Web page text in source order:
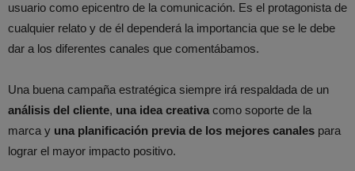
usuario como epicentro de la comunicación. Es el protagonista de
cualquier relato y de él dependerá la importancia que se le debe
dar a los diferentes canales que comentábamos.
Una buena campaña estratégica siempre irá respaldada de un
análisis del cliente, una idea creativa como soporte de la
marca y una planificación previa de los mejores canales para
lograr el mayor impacto positivo.